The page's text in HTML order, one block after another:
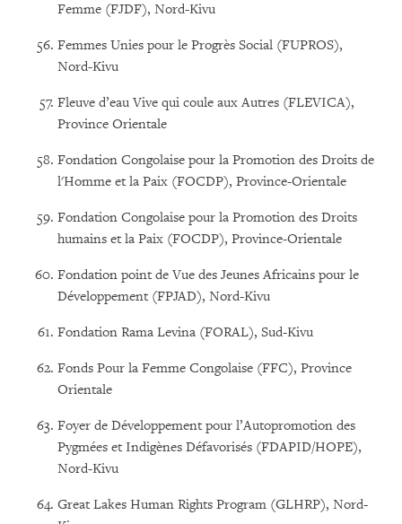
Femme (FJDF), Nord-Kivu
Femmes Unies pour le Progrès Social (FUPROS),
Nord-Kivu
Fleuve d’eau Vive qui coule aux Autres (FLEVICA),
Province Orientale
Fondation Congolaise pour la Promotion des Droits de
l'Homme et la Paix (FOCDP), Province-Orientale
Fondation Congolaise pour la Promotion des Droits
humains et la Paix (FOCDP), Province-Orientale
Fondation point de Vue des Jeunes Africains pour le
Développement (FPJAD), Nord-Kivu
Fondation Rama Levina (FORAL), Sud-Kivu
Fonds Pour la Femme Congolaise (FFC), Province
Orientale
Foyer de Développement pour l’Autopromotion des
Pygmées et Indigènes Défavorisés (FDAPID/HOPE),
Nord-Kivu
Great Lakes Human Rights Program (GLHRP), Nord-